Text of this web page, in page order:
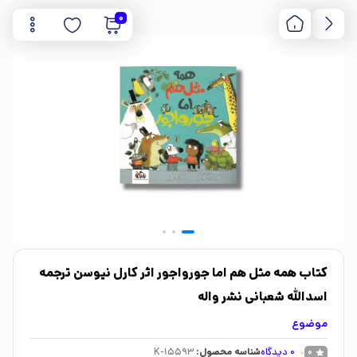
0
کتاب همه مثل هم اما جورواجور اثر کارل نیوسن ترجمه
اسدالله شعبانی نشر واله
موضوع
0
0 دیدگاهشناسه محصول: K-15593